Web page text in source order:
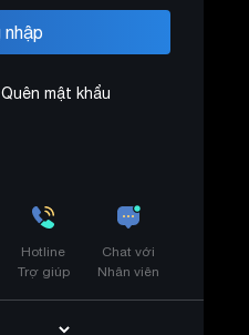
Quên mật khẩu
Hotline
Trợ giúp
Chat với
Nhân viên